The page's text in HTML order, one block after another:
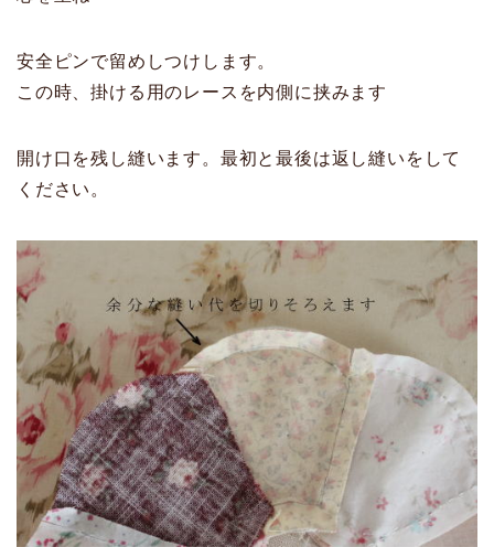
安全ピンで留めしつけします。
この時、掛ける用のレースを内側に挟みます
開け口を残し縫います。最初と最後は返し縫いをして
ください。